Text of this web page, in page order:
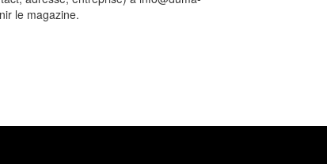
le magazine.